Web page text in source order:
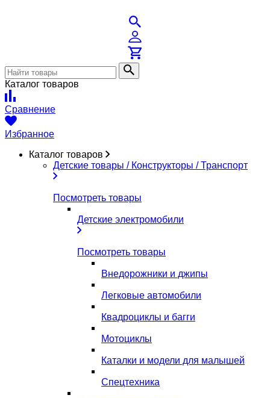
Каталог товаров
Сравнение
Избранное
Каталог товаров
Детские товары / Конструкторы / Транспорт
Посмотреть товары
Детские электромобили
Посмотреть товары
Внедорожники и джипы
Легковые автомобили
Квадроциклы и багги
Мотоциклы
Каталки и модели для малышей
Спецтехника